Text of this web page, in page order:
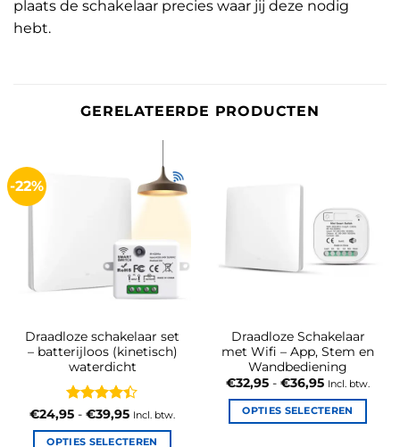
plaats de schakelaar precies waar jij deze nodig
hebt.
GERELATEERDE PRODUCTEN
-22%
Draadloze schakelaar set
– batterijloos (kinetisch)
waterdicht
Gewaardeerd
4.36uit 5
€24,95 - €39,95Prijsklasse:
tot
Incl. btw.
OPTIES SELECTEREN
Draadloze Schakelaar
met Wifi – App, Stem en
Wandbediening
€32,95 - €36,95Prijsklasse:
tot
€36,95
Incl. btw.
OPTIES SELECTEREN